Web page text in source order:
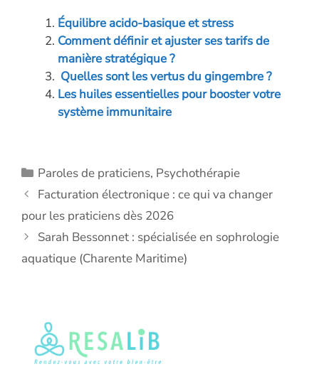
b
o
o
k
e
dI
n
er n
g
er
s
A
p
p
Li
n
k
Équilibre acido-basique et stress
Comment définir et ajuster ses tarifs de
manière stratégique ?
Quelles sont les vertus du gingembre ?
Les huiles essentielles pour booster votre
système immunitaire
Catégories
Paroles de praticiens, Psychothérapie
Facturation électronique : ce qui va changer
pour les praticiens dès 2026
Sarah Bessonnet : spécialisée en sophrologie
aquatique (Charente Maritime)